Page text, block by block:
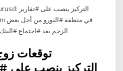
الزخم بعد #اجتماع #البنك المركزي 14‏‏/